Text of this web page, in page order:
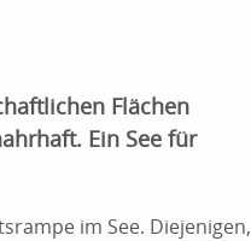
Flächen
Ein See für
im See. Diejenigen,